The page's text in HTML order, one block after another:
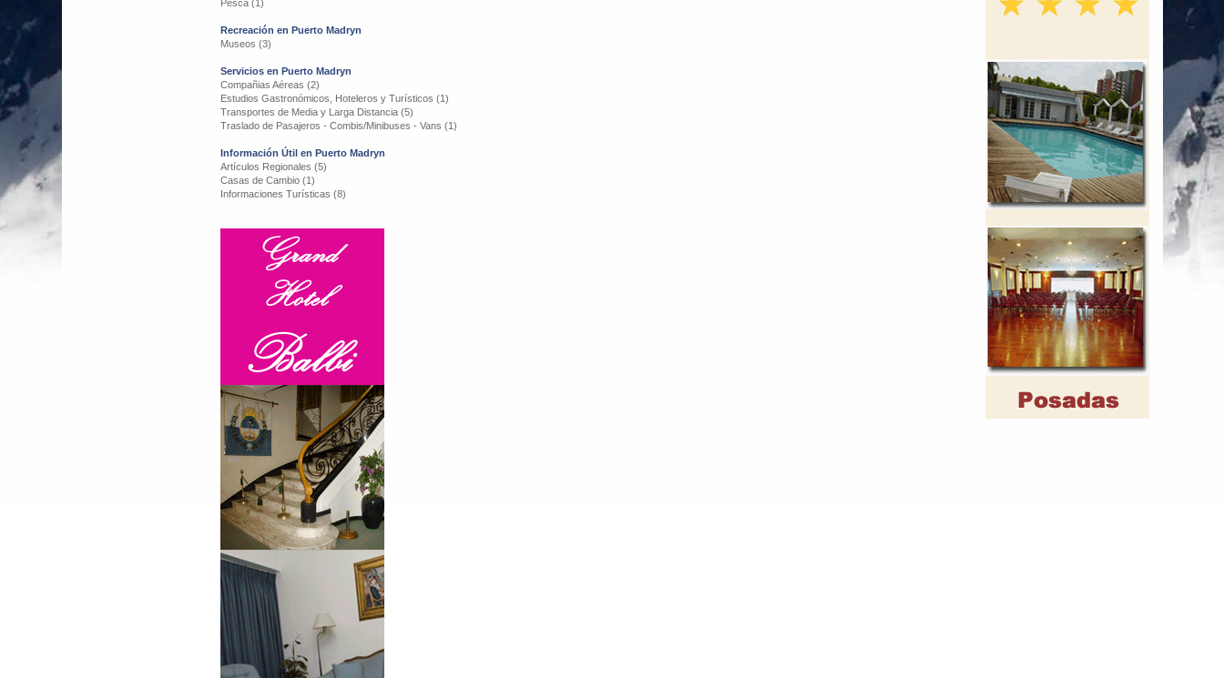
Pesca (1)
Recreación en Puerto Madryn
Museos (3)
Servicios en Puerto Madryn
Compañias Aéreas (2)
Estudios Gastronómicos, Hoteleros y Turísticos (1)
Transportes de Media y Larga Distancia (5)
Traslado de Pasajeros - Combis/Minibuses - Vans (1)
Información Útil en Puerto Madryn
Artículos Regionales (5)
Casas de Cambio (1)
Informaciones Turísticas (8)